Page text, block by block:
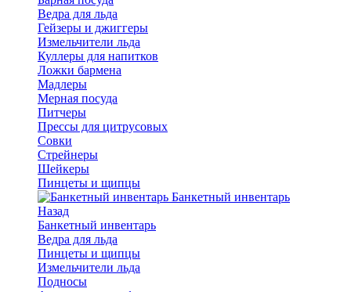
Ведра для льда
Гейзеры и джиггеры
Измельчители льда
Куллеры для напитков
Ложки бармена
Мадлеры
Мерная посуда
Питчеры
Прессы для цитрусовых
Совки
Стрейнеры
Шейкеры
Пинцеты и щипцы
Банкетный инвентарь
Назад
Банкетный инвентарь
Ведра для льда
Пинцеты и щипцы
Измельчители льда
Подносы